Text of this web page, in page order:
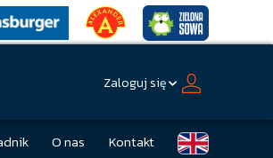
Zaloguj się
O nas Kontakt